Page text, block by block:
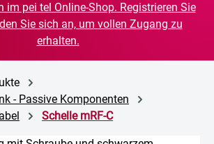
im pei tel Online-Shop. Registrieren Sie
Sie sich an, um vollen Zugang zu
erhalten.
- Passive Komponenten
Schelle mRF-C